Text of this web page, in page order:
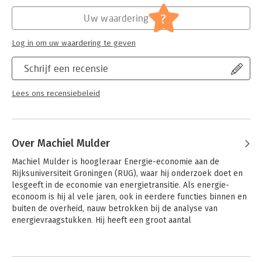
Mens en maatschappij
Schrijf een recensie
Lees ons recensiebeleid
Uw waardering ?
Log in om uw waardering te geven
Over Machiel Mulder
Machiel Mulder is hoogleraar Energie-economie aan de
Rijksuniversiteit Groningen (RUG), waar hij onderzoek doet en
lesgeeft in de economie van energietransitie. Als energie-
econoom is hij al vele jaren, ook in eerdere functies binnen en
buiten de overheid, nauw betrokken bij de analyse van
energievraagstukken. Hij heeft een groot aantal
staan. Geregeld geeft hij in de media toelichting op actuele
Andere boeken door Machiel